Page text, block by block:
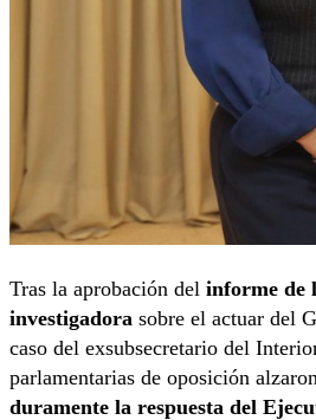
Tras la aprobación del informe de
investigadora sobre el actuar del
caso del exsubsecretario del
parlamentarias de oposición
duramente la respuesta del